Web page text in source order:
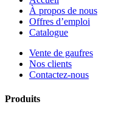
À propos de nous
Offres d’emploi
Catalogue
Vente de gaufres
Nos clients
Contactez-nous
Produits